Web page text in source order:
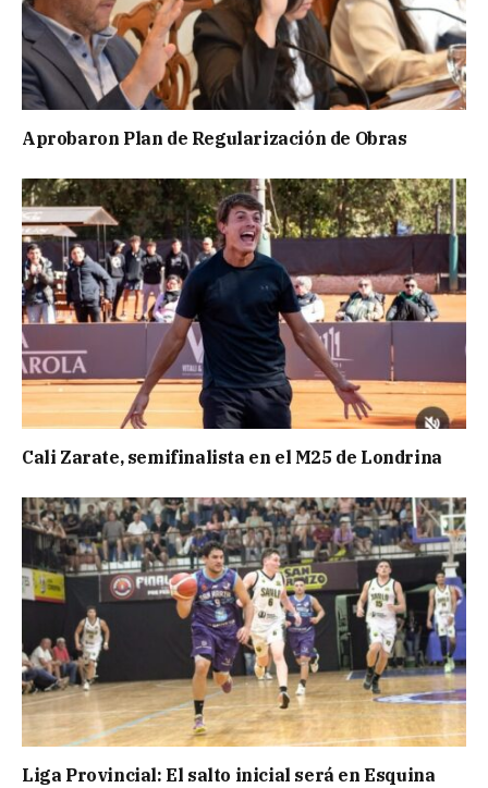
Aprobaron Plan de Regularización de Obras
Cali Zarate, semifinalista en el M25 de Londrina
Liga Provincial: El salto inicial será en Esquina